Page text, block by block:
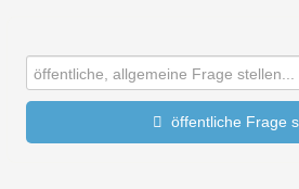
öffentliche Frage